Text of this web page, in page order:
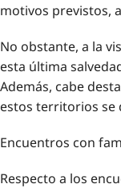
motivos previstos,
No obstante, a la
esta última
Además, cabe
estos territorios se
Encuentros con
Respecto a los